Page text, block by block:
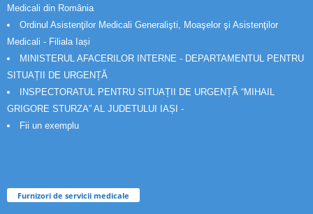
Medicali din România
Ordinul Asistenţilor Medicali Generalişti, Moaşelor şi Asistenţilor
Medicali - Filiala Iași
MINISTERUL AFACERILOR INTERNE - DEPARTAMENTUL PENTRU
SITUAȚII DE URGENȚĂ
INSPECTORATUL PENTRU SITUAȚII DE URGENȚĂ “MIHAIL
GRIGORE STURZA” AL JUDETULUI IAȘI -
Fii un exemplu
Furnizori de servicii medicale